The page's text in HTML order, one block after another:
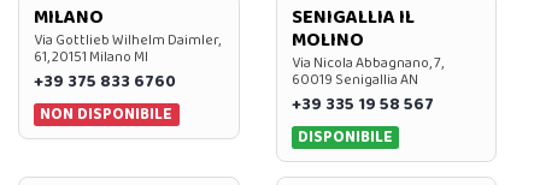
MILANO
Via Gottlieb Wilhelm Daimler,
61, 20151 Milano MI
+39 375 833 6760
NON DISPONIBILE
SENIGALLIA IL
MOLINO
Via Nicola Abbagnano, 7,
60019 Senigallia AN
+39 335 19 58 567
DISPONIBILE